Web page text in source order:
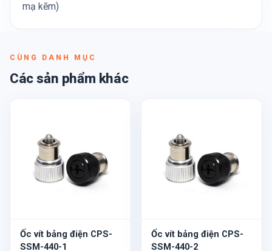
mạ kẽm)
CÙNG DANH MỤC
Các sản phẩm khác
Ốc vít bảng điện CPS-
SSM-440-1
Ốc vít bảng điện CPS-
SSM-440-2